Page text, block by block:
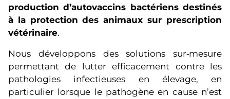
production d’autovaccins bactériens destinés
à la protection des animaux sur prescription
vétérinaire.
Nous développons des solutions sur‑mesure
permettant de lutter efficacement contre les
pathologies infectieuses en élevage, en
particulier lorsque le pathogène en cause n’est